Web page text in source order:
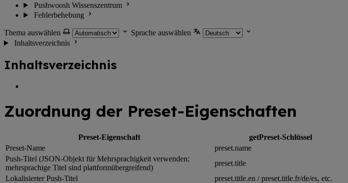
Pushwoosh Wissenszentrum
Fehlerbehebung
Thema auswählen
Sprache auswählen
Inhaltsverzeichnis
Inhaltsverzeichnis
Zuordnung der Preset-Eigenschaften
Preset-Eigenschaft getPreset-Schlüssel
Preset-Name
preset.name
Push-Titel (JSON-Objekt für Mehrsprachigkeit verwenden;
mehrsprachige Titel sind plattformübergreifend)
preset.title
Lokalisierter Push-Titel
preset.title.en / preset.title.fr/de/es, etc.